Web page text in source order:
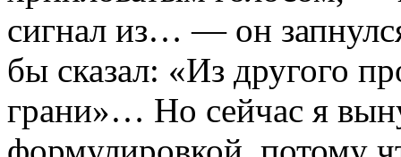
сигнал из… — он
бы сказал: «Из другого
грани»… Но сейчас я